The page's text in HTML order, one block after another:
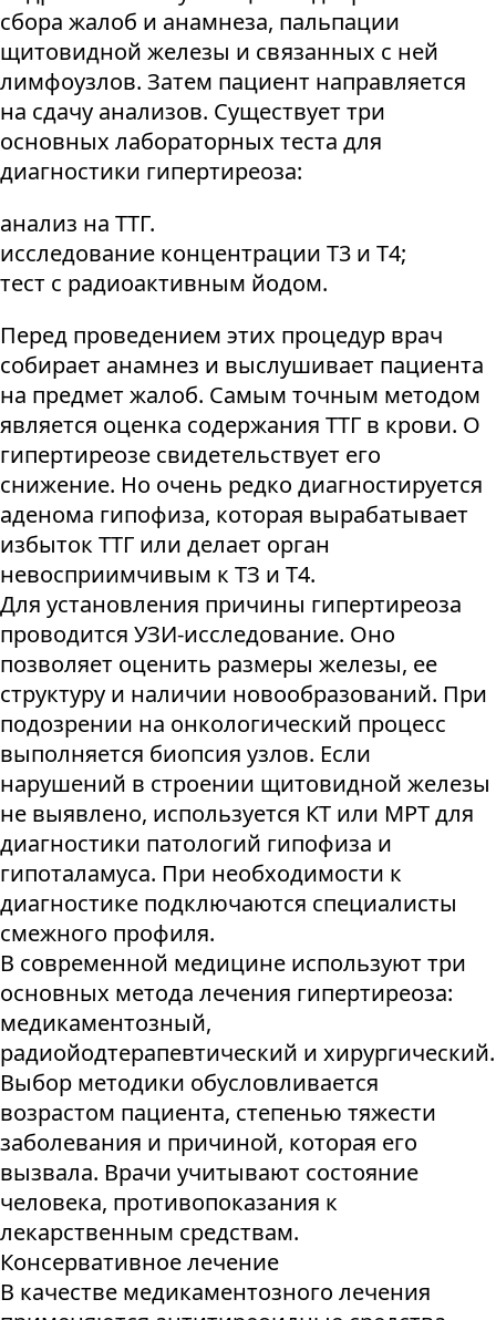
сбора жалоб и анамнеза, пальпации
щитовидной железы и связанных с ней
лимфоузлов. Затем пациент направляется
на сдачу анализов. Существует три
основных лабораторных теста для
диагностики гипертиреоза:
анализ на ТТГ.
исследование концентрации Т3 и Т4;
тест с радиоактивным йодом.
Перед проведением этих процедур врач
собирает анамнез и выслушивает пациента
на предмет жалоб. Самым точным методом
является оценка содержания ТТГ в крови. О
гипертиреозе свидетельствует его
снижение. Но очень редко диагностируется
аденома гипофиза, которая вырабатывает
избыток ТТГ или делает орган
невосприимчивым к ТЗ и Т4.
Для установления причины гипертиреоза
проводится УЗИ-исследование. Оно
позволяет оценить размеры железы, ее
структуру и наличии новообразований. При
подозрении на онкологический процесс
выполняется биопсия узлов. Если
нарушений в строении щитовидной железы
не выявлено, используется КТ или МРТ для
диагностики патологий гипофиза и
гипоталамуса. При необходимости к
диагностике подключаются специалисты
смежного профиля.
В современной медицине используют три
основных метода лечения гипертиреоза:
медикаментозный,
радиойодтерапевтический и хирургический.
Выбор методики обусловливается
возрастом пациента, степенью тяжести
заболевания и причиной, которая его
вызвала. Врачи учитывают состояние
человека, противопоказания к
лекарственным средствам.
Консервативное лечение
В качестве медикаментозного лечения